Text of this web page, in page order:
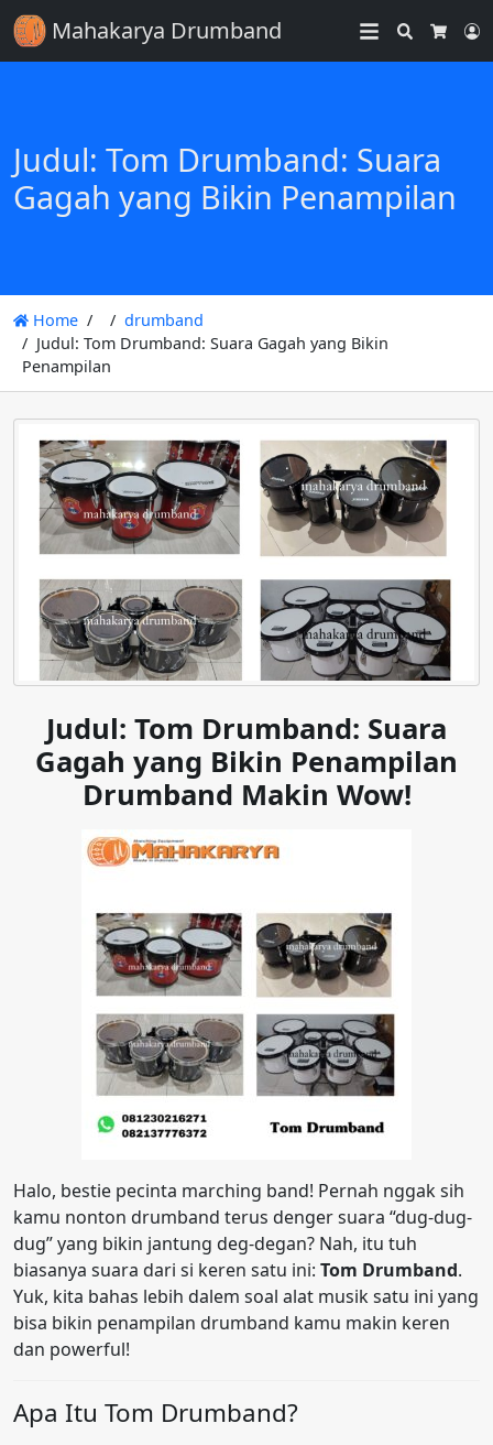
Mahakarya Drumband
Search
Judul: Tom Drumband: Suara
Gagah yang Bikin Penampilan
Home
drumband
Judul: Tom Drumband: Suara Gagah yang Bikin
Penampilan
Judul: Tom Drumband: Suara
Gagah yang Bikin Penampilan
Drumband Makin Wow!
Halo, bestie pecinta marching band! Pernah nggak sih
kamu nonton drumband terus denger suara “dug-dug-
dug” yang bikin jantung deg-degan? Nah, itu tuh
biasanya suara dari si keren satu ini: Tom Drumband.
Yuk, kita bahas lebih dalem soal alat musik satu ini yang
bisa bikin penampilan drumband kamu makin keren
dan powerful!
Apa Itu Tom Drumband?